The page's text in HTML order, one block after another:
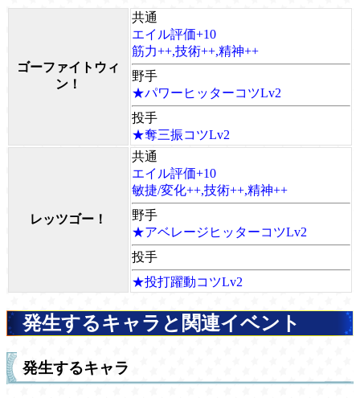
ゴーファイトウィ
ン！
共通
エイル評価+10
筋力++,技術++,精神++
野手
★パワーヒッターコツLv2
投手
★奪三振コツLv2
レッツゴー！
共通
エイル評価+10
敏捷/変化++,技術++,精神++
野手
★アベレージヒッターコツLv2
投手
★投打躍動コツLv2
発生するキャラと関連イベント
発生するキャラ